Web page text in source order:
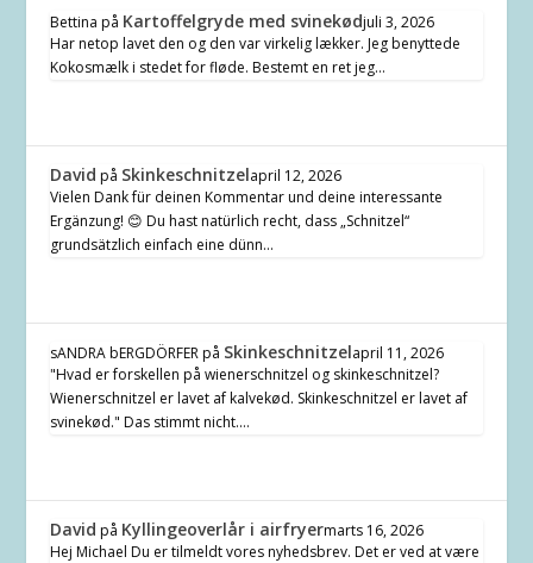
Bettina på Kartoffelgryde med svinekødjuli 3, 2026
Har netop lavet den og den var virkelig lækker. Jeg benyttede
Kokosmælk i stedet for fløde. Bestemt en ret jeg…
David på Skinkeschnitzelapril 12, 2026
Vielen Dank für deinen Kommentar und deine interessante
Ergänzung! 😊 Du hast natürlich recht, dass „Schnitzel“
grundsätzlich einfach eine dünn…
sANDRA bERGDÖRFERpå Skinkeschnitzelapril 11, 2026
"Hvad er forskellen på wienerschnitzel og skinkeschnitzel?
Wienerschnitzel er lavet af kalvekød. Skinkeschnitzel er lavet af
svinekød." Das stimmt nicht.…
David på Kyllingeoverlår i airfryermarts 16, 2026
Hej Michael Du er tilmeldt vores nyhedsbrev. Det er ved at være